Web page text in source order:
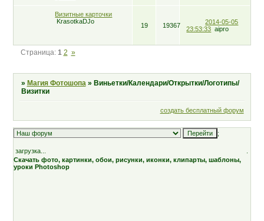
Визитные карточки
KrasotkaDJo
19 19367
2014-05-05
23:53:33 aipro
Страница: 1 2 »
» Магия Фотошопа » Виньетки/Календари/Открытки/Логотипы/
Визитки
создать бесплатный форум
;
загрузка...
Скачать фото, картинки, обои, рисунки, иконки, клипарты, шаблоны,
уроки Photoshop